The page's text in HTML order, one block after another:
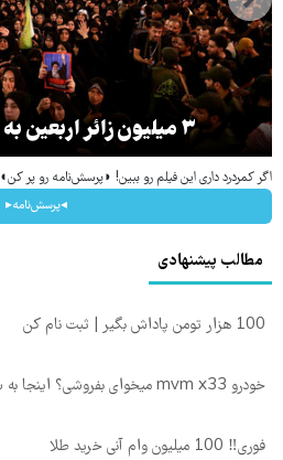
۳ میلیون زائر اربعین به کشور بازگشتند
اگر کمردرد داری این فیلم رو ببین! ◗پرسش‌نامه رو پر کن◖
◂پرسش‌نامه▸
مطالب پیشنهادی
100 هزار تومن پاداش بگیر | ثبت نام کن
خودرو mvm x33 میخوای بفروشی؟ اینجا به سرعت فروش میره
فوری‼️ 100 میلیون وام آنی خرید طلا